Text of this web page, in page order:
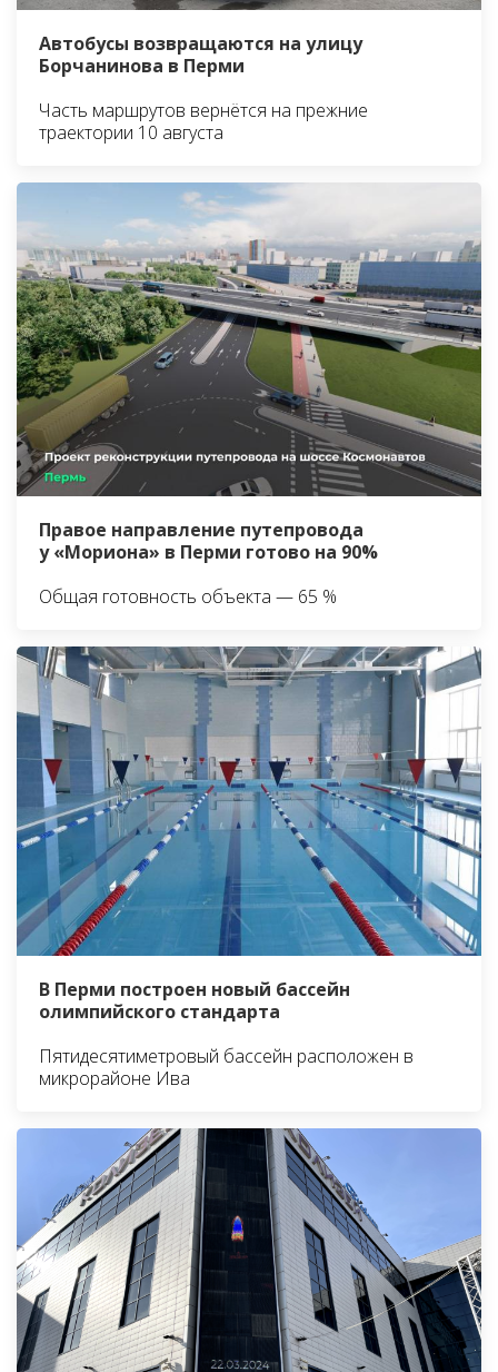
Автобусы возвращаются на улицу
Борчанинова в Перми
Часть маршрутов вернётся на прежние
траектории 10 августа
Правое направление путепровода
у «Мориона» в Перми готово на 90%
Общая готовность объекта — 65 %
В Перми построен новый бассейн
олимпийского стандарта
Пятидесятиметровый бассейн расположен в
микрорайоне Ива